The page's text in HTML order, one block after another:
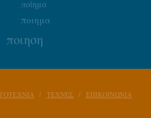
ποίημα
ποιημα
ποιηση
ΤΕΧΝΕΣ ΕΠΙΚΟΙΝΩΝΙΑ